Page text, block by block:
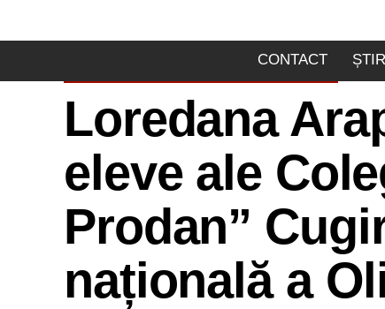
CONTACT
ÎNVĂŢĂMÂNT - CULTURĂ
Loredana
eleve ale
Prodan”
națională a